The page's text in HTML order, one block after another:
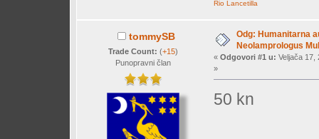
Rio Lancetilla
tommySB
Trade Count: (+15)
Punopravni član
Odg: Humanitarna
Neolamprologus
« Odgovori #1 u: Veljača 17,
»
50 kn